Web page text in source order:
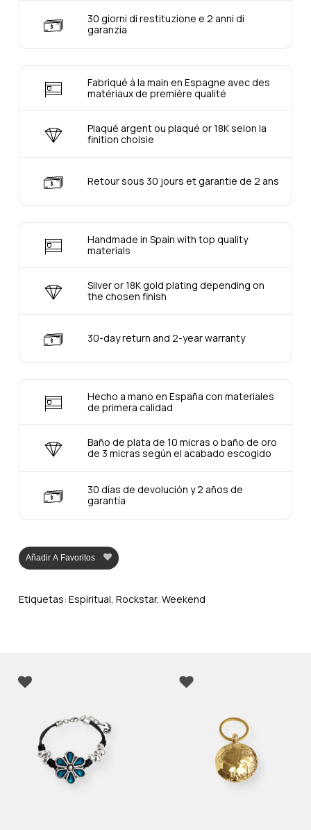
30 giorni di restituzione e 2 anni di
garanzia
Fabriqué à la main en Espagne avec des
matériaux de première qualité
Plaqué argent ou plaqué or 18K selon la
finition choisie
Retour sous 30 jours et garantie de 2 ans
Handmade in Spain with top quality
materials
Silver or 18K gold plating depending on
the chosen finish
30-day return and 2-year warranty
Hecho a mano en España con materiales
de primera calidad
Baño de plata de 10 micras o baño de oro
de 3 micras según el acabado escogido
30 días de devolución y 2 años de
garantía
Añadir A Favoritos
Etiquetas: Espiritual Rockstar, Weekend